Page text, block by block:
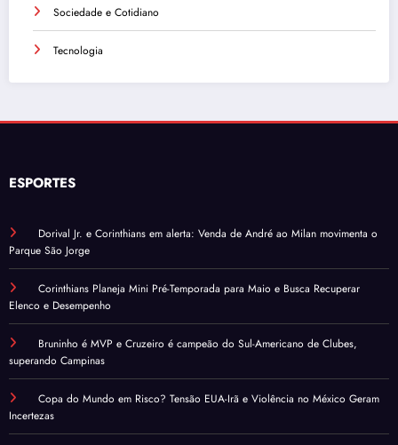
Sociedade e Cotidiano
Tecnologia
ESPORTES
Dorival Jr. e Corinthians em alerta: Venda de André ao Milan movimenta o
Parque São Jorge
Corinthians Planeja Mini Pré-Temporada para Maio e Busca Recuperar
Elenco e Desempenho
Bruninho é MVP e Cruzeiro é campeão do Sul-Americano de Clubes,
superando Campinas
Copa do Mundo em Risco? Tensão EUA-Irã e Violência no México Geram
Incertezas